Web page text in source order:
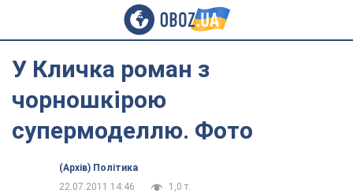
У Кличка роман з
чорношкірою
супермоделлю. Фото
(Архів) Політика
22.07.2011 14:46
1,0 т.